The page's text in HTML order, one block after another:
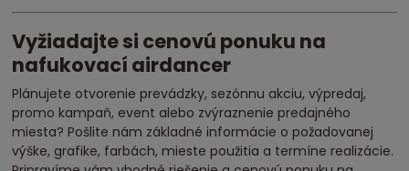
Vyžiadajte si cenovú ponuku na
nafukovací airdancer
Plánujete otvorenie prevádzky, sezónnu akciu, výpredaj,
promo kampaň, event alebo zvýraznenie predajného
miesta? Pošlite nám základné informácie o požadovanej
výške, grafike, farbách, mieste použitia a termíne realizácie.